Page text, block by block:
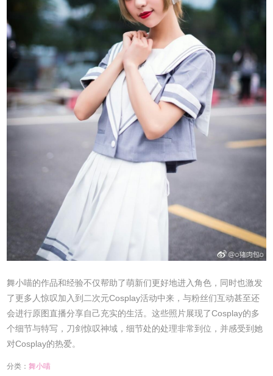
舞小喵的作品和经验不仅帮助了萌新们更好地进入角色，同时也激发
了更多人惊叹加入到二次元Cosplay活动中来，与粉丝们互动甚至还
会进行原图直播分享自己充实的生活。这些照片展现了Cosplay的多
个细节与特写，刀剑惊叹神域，细节处的处理非常到位，并感受到她
对Cosplay的热爱。
分类：舞小喵